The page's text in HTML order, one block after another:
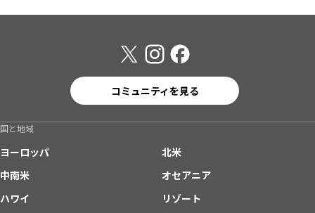
コミュニティを見る
国と地域
ヨーロッパ
北米
中南米
オセアニア
ハワイ
リゾート